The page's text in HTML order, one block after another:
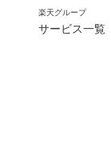
楽天グループ
サービス一覧